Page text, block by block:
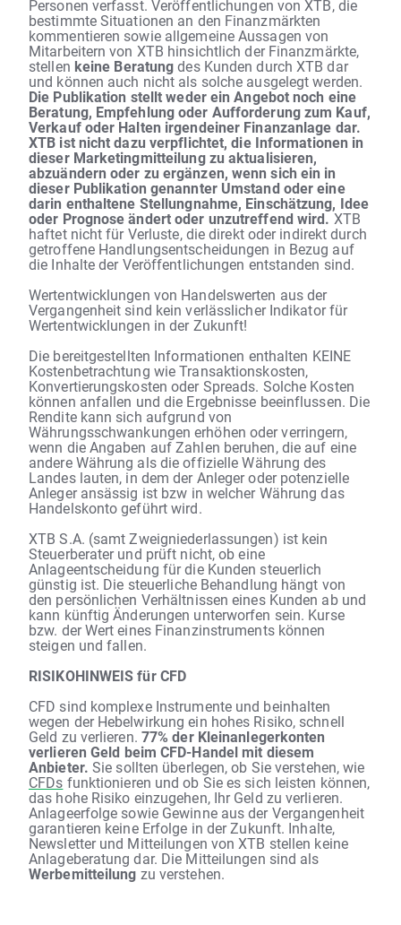
Personen verfasst. Veröffentlichungen von XTB, die
bestimmte Situationen an den Finanzmärkten
kommentieren sowie allgemeine Aussagen von
Mitarbeitern von XTB hinsichtlich der Finanzmärkte,
stellen keine Beratungdes Kunden durch XTB dar
und können auch nicht als solche ausgelegt werden.
Die Publikation stellt weder ein Angebot noch eine
Beratung, Empfehlung oder Aufforderung zum Kauf,
Verkauf oder Halten irgendeiner Finanzanlage dar.
XTB ist nicht dazu verpflichtet, die Informationen in
dieser Marketingmitteilung zu aktualisieren,
abzuändern oder zu ergänzen, wenn sich ein in
dieser Publikation genannter Umstand oder eine
darin enthaltene Stellungnahme, Einschätzung, Idee
oder Prognose ändert oder unzutreffend wird. XTB
haftet nicht für Verluste, die direkt oder indirekt durch
getroffene Handlungsentscheidungen in Bezug auf
die Inhalte der Veröffentlichungen entstanden sind.
Wertentwicklungen von Handelswerten aus der
Vergangenheit sind kein verlässlicher Indikator für
Wertentwicklungen in der Zukunft!
Die bereitgestellten Informationen enthalten KEINE
Kostenbetrachtung wie Transaktionskosten,
Konvertierungskosten oder Spreads. Solche Kosten
können anfallen und die Ergebnisse beeinflussen. Die
Rendite kann sich aufgrund von
Währungsschwankungen erhöhen oder verringern,
wenn die Angaben auf Zahlen beruhen, die auf eine
andere Währung als die offizielle Währung des
Landes lauten, in dem der Anleger oder potenzielle
Anleger ansässig ist bzw in welcher Währung das
Handelskonto geführt wird.
XTB S.A. (samt Zweigniederlassungen) ist kein
Steuerberater und prüft nicht, ob eine
Anlageentscheidung für die Kunden steuerlich
günstig ist. Die steuerliche Behandlung hängt von
den persönlichen Verhältnissen eines Kunden ab und
kann künftig Änderungen unterworfen sein. Kurse
bzw. der Wert eines Finanzinstruments können
steigen und fallen.
RISIKOHINWEIS für CFD
CFD sind komplexe Instrumente und beinhalten
wegen der Hebelwirkung ein hohes Risiko, schnell
Geld zu verlieren. 77% der Kleinanlegerkonten
verlieren Geld beim CFD-Handel mit diesem
Anbieter. Sie sollten überlegen, ob Sie verstehen, wie
CFDs funktionieren und ob Sie es sich leisten können,
das hohe Risiko einzugehen, Ihr Geld zu verlieren.
Anlageerfolge sowie Gewinne aus der Vergangenheit
garantieren keine Erfolge in der Zukunft. Inhalte,
Newsletter und Mitteilungen von XTB stellen keine
Anlageberatung dar. Die Mitteilungen sind als
Werbemitteilung zu verstehen.